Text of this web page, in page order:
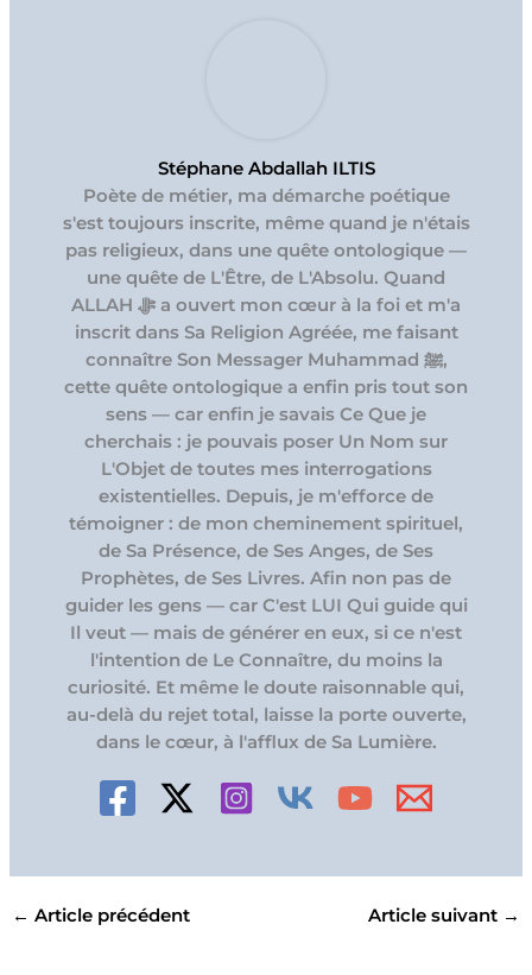
Stéphane Abdallah ILTIS
Poète de métier, ma démarche poétique
s'est toujours inscrite, même quand je n'étais
pas religieux, dans une quête ontologique —
une quête de L'Être, de L'Absolu. Quand
ALLAH ﷻ a ouvert mon cœur à la foi et m'a
inscrit dans Sa Religion Agréée, me faisant
connaître Son Messager Muhammad ﷺ,
cette quête ontologique a enfin pris tout son
sens — car enfin je savais Ce Que je
cherchais : je pouvais poser Un Nom sur
L'Objet de toutes mes interrogations
existentielles. Depuis, je m'efforce de
témoigner : de mon cheminement spirituel,
de Sa Présence, de Ses Anges, de Ses
Prophètes, de Ses Livres. Afin non pas de
guider les gens — car C'est LUI Qui guide qui
Il veut — mais de générer en eux, si ce n'est
l'intention de Le Connaître, du moins la
curiosité. Et même le doute raisonnable qui,
au-delà du rejet total, laisse la porte ouverte,
dans le cœur, à l'afflux de Sa Lumière.
← Article précédent Article suivant →